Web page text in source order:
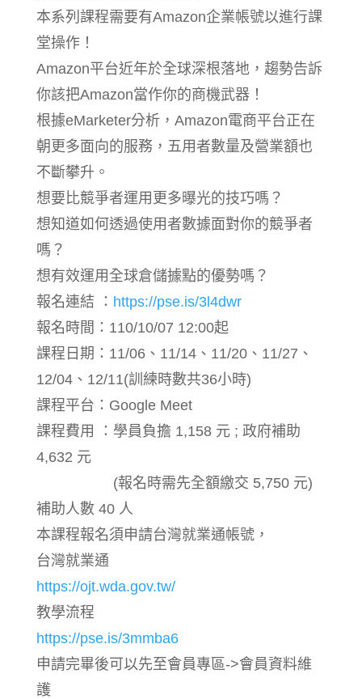
本系列課程需要有Amazon企業帳號以進行課
堂操作！
Amazon平台近年於全球深根落地，趨勢告訴
你該把Amazon當作你的商機武器！
根據eMarketer分析，Amazon電商平台正在
朝更多面向的服務，五用者數量及營業額也
不斷攀升。
想要比競爭者運用更多曝光的技巧嗎？
想知道如何透過使用者數據面對你的競爭者
嗎？
想有效運用全球倉儲據點的優勢嗎？
報名連結 ： https://pse.is/3l4dwr
報名時間：110/10/07 12:00起
課程日期：11/06、11/14、11/20、11/27、
12/04、12/11(訓練時數共36小時)
課程平台：Google Meet
課程費用 ：學員負擔 1,158 元 ; 政府補助
4,632 元
(報名時需先全額繳交 5,750 元)
補助人數 40 人
本課程報名須申請台灣就業通帳號，
台灣就業通
https://ojt.wda.gov.tw/
教學流程
https://pse.is/3mmba6
申請完畢後可以先至會員專區->會員資料維
護